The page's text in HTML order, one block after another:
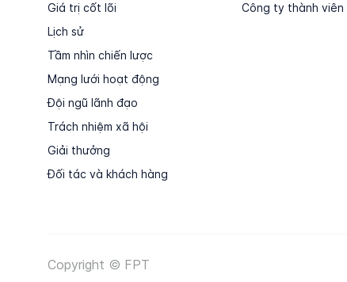
Giá trị cốt lõi
Lịch sử
Tầm nhìn chiến lược
Mạng lưới hoạt động
Đội ngũ lãnh đạo
Trách nhiệm xã hội
Giải thưởng
Đối tác và khách hàng
Công ty thành viên
Copyright © FPT